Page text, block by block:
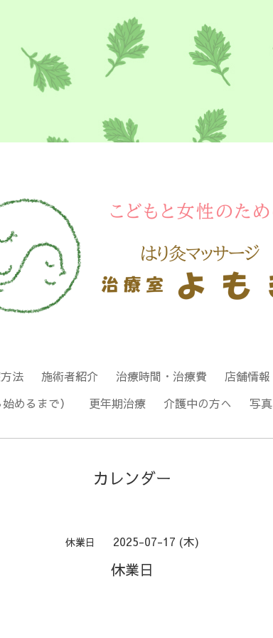
法 施術者紹介 治療時間・治療費 店舗情報
めるまで）
更年期治療 介護中の方へ 写真
カレンダー
休業日 2025-07-17 (木)
休業日